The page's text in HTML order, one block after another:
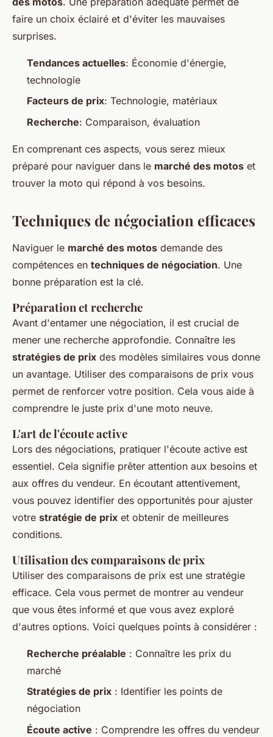
faire un choix éclairé et d'éviter les mauvaises
surprises.
Tendances actuelles: Économie d'énergie,
technologie
Facteurs de prix: Technologie, matériaux
Recherche: Comparaison, évaluation
En comprenant ces aspects, vous serez mieux
préparé pour naviguer dans le marché des motos et
trouver la moto qui répond à vos besoins.
Techniques de négociation efficaces
Naviguer le marché des motos demande des
compétences en techniques de négociation. Une
bonne préparation est la clé.
Préparation et recherche
Avant d'entamer une négociation, il est crucial de
mener une recherche approfondie. Connaître les
stratégies de prix des modèles similaires vous donne
un avantage. Utiliser des comparaisons de prix vous
permet de renforcer votre position. Cela vous aide à
comprendre le juste prix d'une moto neuve.
L'art de l'écoute active
Lors des négociations, pratiquer l'écoute active est
essentiel. Cela signifie prêter attention aux besoins et
aux offres du vendeur. En écoutant attentivement,
vous pouvez identifier des opportunités pour ajuster
votre stratégie de prix et obtenir de meilleures
conditions.
Utilisation des comparaisons de prix
Utiliser des comparaisons de prix est une stratégie
efficace. Cela vous permet de montrer au vendeur
que vous êtes informé et que vous avez exploré
d'autres options. Voici quelques points à considérer :
Recherche préalable : Connaître les prix du
marché
Stratégies de prix : Identifier les points de
négociation
Écoute active : Comprendre les offres du vendeur